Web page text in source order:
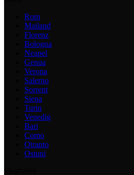
Rom
Mailand
Florenz
Bologna
Neapel
Genua
Verona
Salerno
Sorrent
Siena
Turin
Venedig
Bari
Como
Otranto
Ostuni